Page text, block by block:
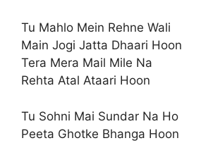
Tu Mahlo Mein Rehne Wali
Main Jogi Jatta Dhaari Hoon
Tera Mera Mail Mile Na
Rehta Atal Ataari Hoon
Tu Sohni Mai Sundar Na Ho
Peeta Ghotke Bhanga Hoon